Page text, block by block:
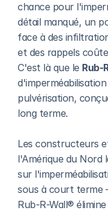
chance pour
détail manqué, un
face à des
et des rappels
C'est là que le Rub-
pulvérisation,
long terme.
Les constructeurs
l'Amérique du Nord
sur
sous à court terme